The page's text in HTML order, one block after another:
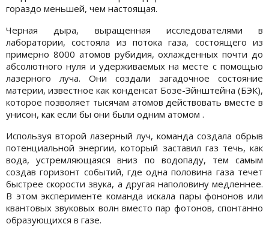
гораздо меньшей, чем настоящая.
Черная дыра, выращенная исследователями в
лаборатории, состояла из потока газа, состоящего из
примерно 8000 атомов рубидия, охлажденных почти до
абсолютного нуля и удерживаемых на месте с помощью
лазерного луча. Они создали загадочное состояние
материи, известное как конденсат Бозе-Эйнштейна (БЭК),
которое позволяет тысячам атомов действовать вместе в
унисон, как если бы они были одним атомом .
Используя второй лазерный луч, команда создала обрыв
потенциальной энергии, который заставил газ течь, как
вода, устремляющаяся вниз по водопаду, тем самым
создав горизонт событий, где одна половина газа течет
быстрее скорости звука, а другая наполовину медленнее.
В этом эксперименте команда искала пары фононов или
квантовых звуковых волн вместо пар фотонов, спонтанно
образующихся в газе.